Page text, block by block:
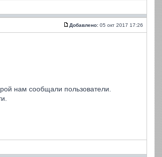
Добавлено: 05 окт 2017 17:26
нам сообщали пользователи.